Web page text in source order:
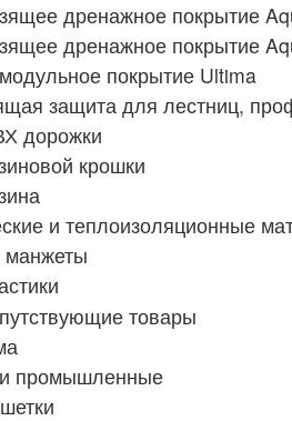
дренажное покрытие
дренажное покрытие
покрытие Ultima
защита для лестниц,
дорожки
крошки
и теплоизоляционные
товары
промышленные